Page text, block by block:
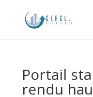
Portail
rendu